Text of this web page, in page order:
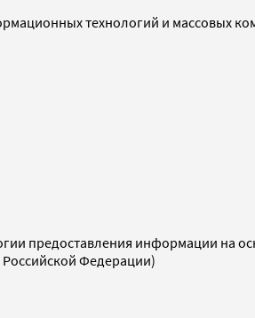
технологий и массовых
предоставления информации на
Российской Федерации)